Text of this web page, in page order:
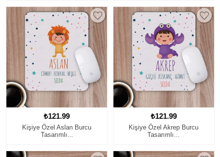
₺121.99
Kişiye Özel Aslan Burcu
Tasarımlı...
₺121.99
Kişiye Özel Akrep Burcu
Tasarımlı...